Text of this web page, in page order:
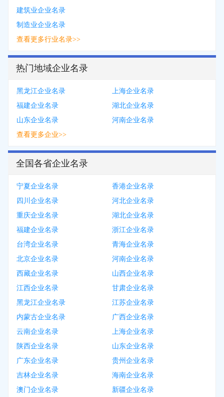
建筑业企业名录
制造业企业名录
查看更多行业名录>>
热门地域企业名录
黑龙江企业名录
上海企业名录
福建企业名录
湖北企业名录
山东企业名录
河南企业名录
查看更多企业>>
全国各省企业名录
宁夏企业名录
香港企业名录
四川企业名录
河北企业名录
重庆企业名录
湖北企业名录
福建企业名录
浙江企业名录
台湾企业名录
青海企业名录
北京企业名录
河南企业名录
西藏企业名录
山西企业名录
江西企业名录
甘肃企业名录
黑龙江企业名录
江苏企业名录
内蒙古企业名录
广西企业名录
云南企业名录
上海企业名录
陕西企业名录
山东企业名录
广东企业名录
贵州企业名录
吉林企业名录
海南企业名录
澳门企业名录
新疆企业名录